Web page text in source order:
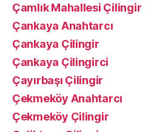
Çamlık Mahallesi Çilingir
Çankaya Anahtarcı
Çankaya Çilingir
Çankaya Çilingirci
Çayırbaşı Çilingir
Çekmeköy Anahtarcı
Çekmeköy Çilingir